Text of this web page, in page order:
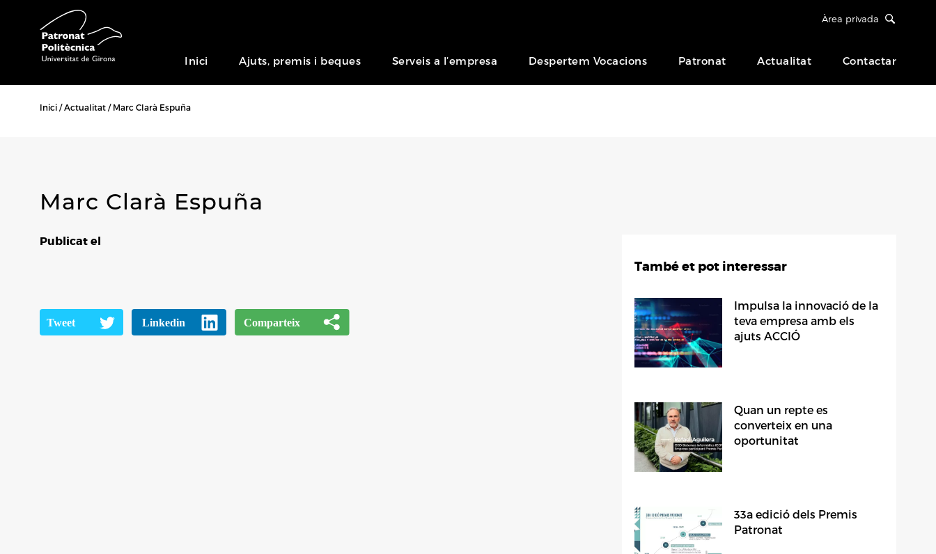
Àrea privada
Inici Ajuts, premis i beques Serveis a l’empresa Despertem Vocacions Patronat Actualitat Contactar
Inici Actualitat Marc Clarà Espuña
Marc Clarà Espuña
Publicat el
També et pot interessar
Impulsa la innovació de la
teva empresa amb els
ajuts ACCIÓ
Quan un repte es
converteix en una
oportunitat
33a edició dels Premis
Patronat